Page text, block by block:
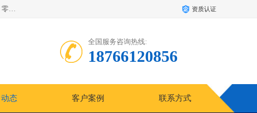
济南市历城区创宇电子产品经营部经营范围包括电子产品、起重机械配件、电气设备、仪器仪表、配电箱、监控设备的批发、零售；配电箱、仪器仪表（不含计量器）、工业自动化设备（不含特种设备、电力设备）的安装、维修。（依法须经批准的项目，经相关部门批准后方可开展经营活动）。 资质认证
全国服务咨询热线:
18766120856
态 客户案例 联系方式